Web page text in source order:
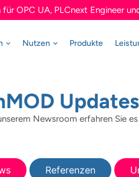
OPC UA, PLCnext Engineer
Nutzen Produkte
Newsroom erfahren Sie
Referenzen